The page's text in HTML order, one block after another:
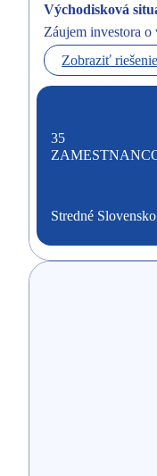
Východisková
Záujem investora
Zobraziť riešenie
35
Stredné Slovensko